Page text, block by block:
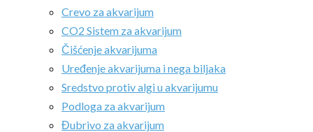
Crevo za akvarijum
CO2 Sistem za akvarijum
Čišćenje akvarijuma
Uređenje akvarijuma i nega biljaka
Sredstvo protiv algi u akvarijumu
Podloga za akvarijum
Đubrivo za akvarijum